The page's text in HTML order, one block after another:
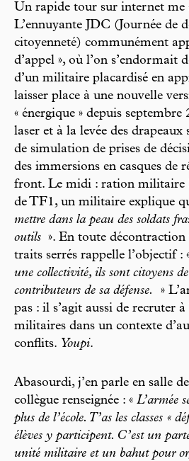
Un rapide tour sur internet me
L’ennuyante JDC (Journée de
citoyenneté) communément
d’appel », où l’on s’endormait
d’un militaire placardisé en
laisser place à une nouvelle
« énergique » depuis
laser et à la levée des drapeaux
de simulation de prises de
des immersions en casques de
front. Le midi : ration militaire
de TF1, un militaire explique
mettre dans la peau des soldats
outils ». En toute
traits serrés rappelle l’objectif :
une collectivité, ils sont citoyens
contributeurs de sa défense.
»
pas : il s’agit aussi de recruter
militaires dans un contexte
conflits. Youpi.
Abasourdi, j’en parle en salle
collègue renseignée : « L’armée
plus de l’école. T’as les classes «
élèves y participent. C’est un
unité militaire et un bahut pour